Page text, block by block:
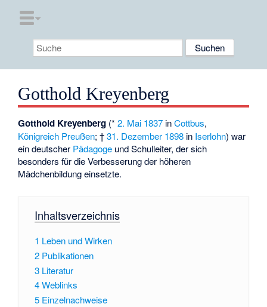
Gotthold Kreyenberg
Gotthold Kreyenberg (*2. Mai 1837 inCottbus,
Königreich Preußen; †31. Dezember 1898 in Iserlohn) war
ein deutscher Pädagoge und Schulleiter, der sich
besonders für die Verbesserung der höheren
Mädchenbildung einsetzte.
Inhaltsverzeichnis
1 Leben und Wirken
2 Publikationen
3 Literatur
4Weblinks
5 Einzelnachweise